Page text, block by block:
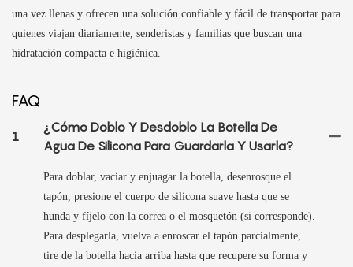
una vez llenas y ofrecen una solución confiable y fácil de transportar para
quienes viajan diariamente, senderistas y familias que buscan una
hidratación compacta e higiénica.
FAQ
1
¿Cómo Doblo Y Desdoblo La Botella De
Agua De Silicona Para Guardarla Y Usarla?
Para doblar, vaciar y enjuagar la botella, desenrosque el
tapón, presione el cuerpo de silicona suave hasta que se
hunda y fíjelo con la correa o el mosquetón (si corresponde).
Para desplegarla, vuelva a enroscar el tapón parcialmente,
tire de la botella hacia arriba hasta que recupere su forma y